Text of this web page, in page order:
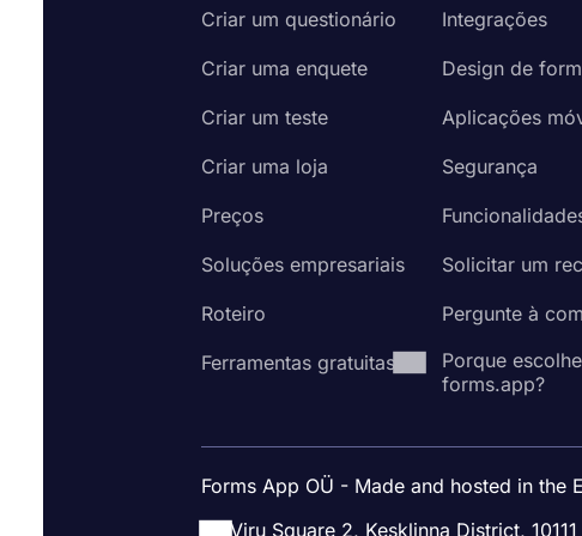
Criar um questionário
Criar uma enquete
Criar um teste
Criar uma loja
Preços
Soluções empresariais
Roteiro
Ferramentas gratuitas
Integrações
Design de
Aplicações
Segurança
Solicitar um
Pergunte à
Porque
forms.app?
Forms App OÜ - Made and hosted in the
Viru Square 2, Kesklinna District,